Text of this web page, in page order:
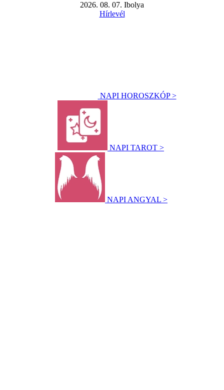
2026. 08. 07. Ibolya
Hírlevél
NAPI HOROSZKÓP >
NAPI TAROT >
NAPI ANGYAL >